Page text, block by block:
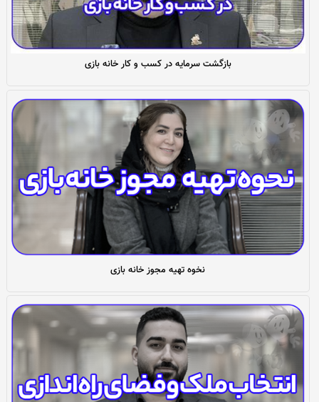
بازگشت سرمایه در کسب و کار خانه بازی
نخوه تهیه مجوز خانه بازی